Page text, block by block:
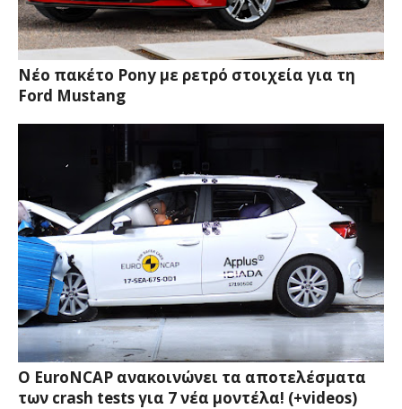
Νέο πακέτο Pony με ρετρό στοιχεία για τη
Ford Mustang
Ο EuroNCAP ανακοινώνει τα αποτελέσματα
των crash tests για 7 νέα μοντέλα! (+videos)